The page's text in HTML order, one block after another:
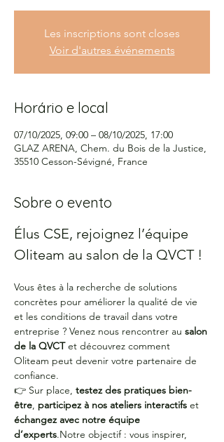
Les inscriptions sont closes
Voir d'autres événements
Horário e local
07/10/2025, 09:00 – 08/10/2025, 17:00
GLAZ ARENA, Chem. du Bois de la Justice,
35510 Cesson-Sévigné, France
Sobre o evento
Élus CSE, rejoignez l’équipe
Oliteam au salon de la QVCT !
Vous êtes à la recherche de solutions
concrètes pour améliorer la qualité de vie
et les conditions de travail dans votre
entreprise ? Venez nous rencontrer au salon
de la QVCT et découvrez comment
Oliteam peut devenir votre partenaire de
confiance.
👉 Sur place, testez des pratiques bien-
être, participez à nos ateliers interactifs et
échangez avec notre équipe
d’experts.Notre objectif : vous inspirer,